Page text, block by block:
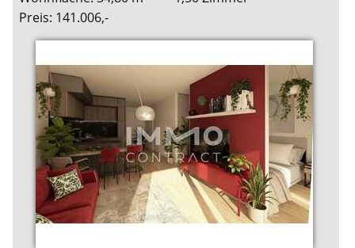
Preis: 141.006,-